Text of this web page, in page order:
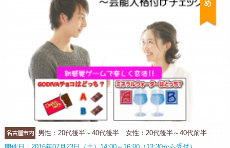
名古屋市内
男性：20代後半～40代後半 女性：20代後半～40代前半